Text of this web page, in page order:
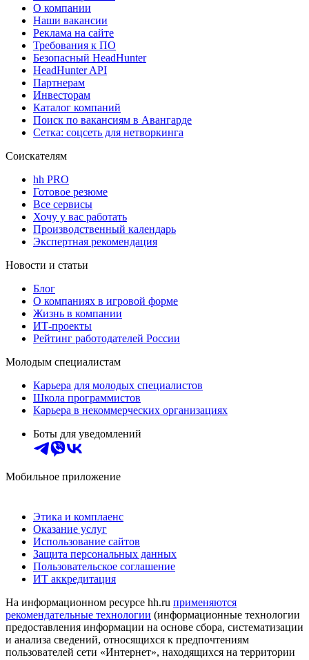
О компании
Наши вакансии
Реклама на сайте
Требования к ПО
Безопасный HeadHunter
HeadHunter API
Партнерам
Инвесторам
Каталог компаний
Поиск по вакансиям в Авангарде
Сетка: соцсеть для нетворкинга
Соискателям
hh PRO
Готовое резюме
Все сервисы
Хочу у вас работать
Производственный календарь
Экспертная рекомендация
Новости и статьи
Блог
О компаниях в игровой форме
Жизнь в компании
ИТ-проекты
Рейтинг работодателей России
Молодым специалистам
Карьера для молодых специалистов
Школа программистов
Карьера в некоммерческих организациях
Боты для уведомлений
Мобильное приложение
Этика и комплаенс
Оказание услуг
Использование сайтов
Защита персональных данных
Пользовательское соглашение
ИТ аккредитация
На информационном ресурсе hh.ru применяются
рекомендательные технологии (информационные технологии
предоставления информации на основе сбора, систематизации
и анализа сведений, относящихся к предпочтениям
пользователей сети «Интернет», находящихся на территории